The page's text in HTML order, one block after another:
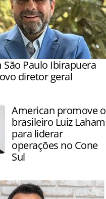
Paulo Ibirapuera
diretor geral
de crescimento da
American promove o
brasileiro Luiz Laham
para liderar
operações no Cone
Sul